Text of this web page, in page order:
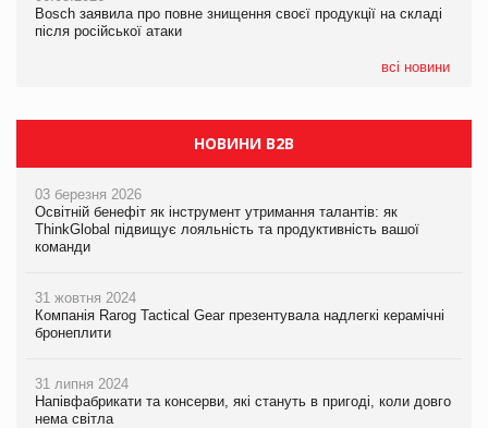
Bosch заявила про повне знищення своєї продукції на складі
після російської атаки
всі новини
Bosch заявила про повне знищення своєї продукції на складі
після російської атаки
Bosch заявила про повне знищення своєї продукції на складі
після російської атаки
НОВИНИ B2B
03 березня 2026
Освітній бенефіт як інструмент утримання талантів: як
ThinkGlobal підвищує лояльність та продуктивність вашої
команди
31 жовтня 2024
Компанія Rarog Tactical Gear презентувала надлегкі керамічні
бронеплити
31 липня 2024
Напівфабрикати та консерви, які стануть в пригоді, коли довго
нема світла